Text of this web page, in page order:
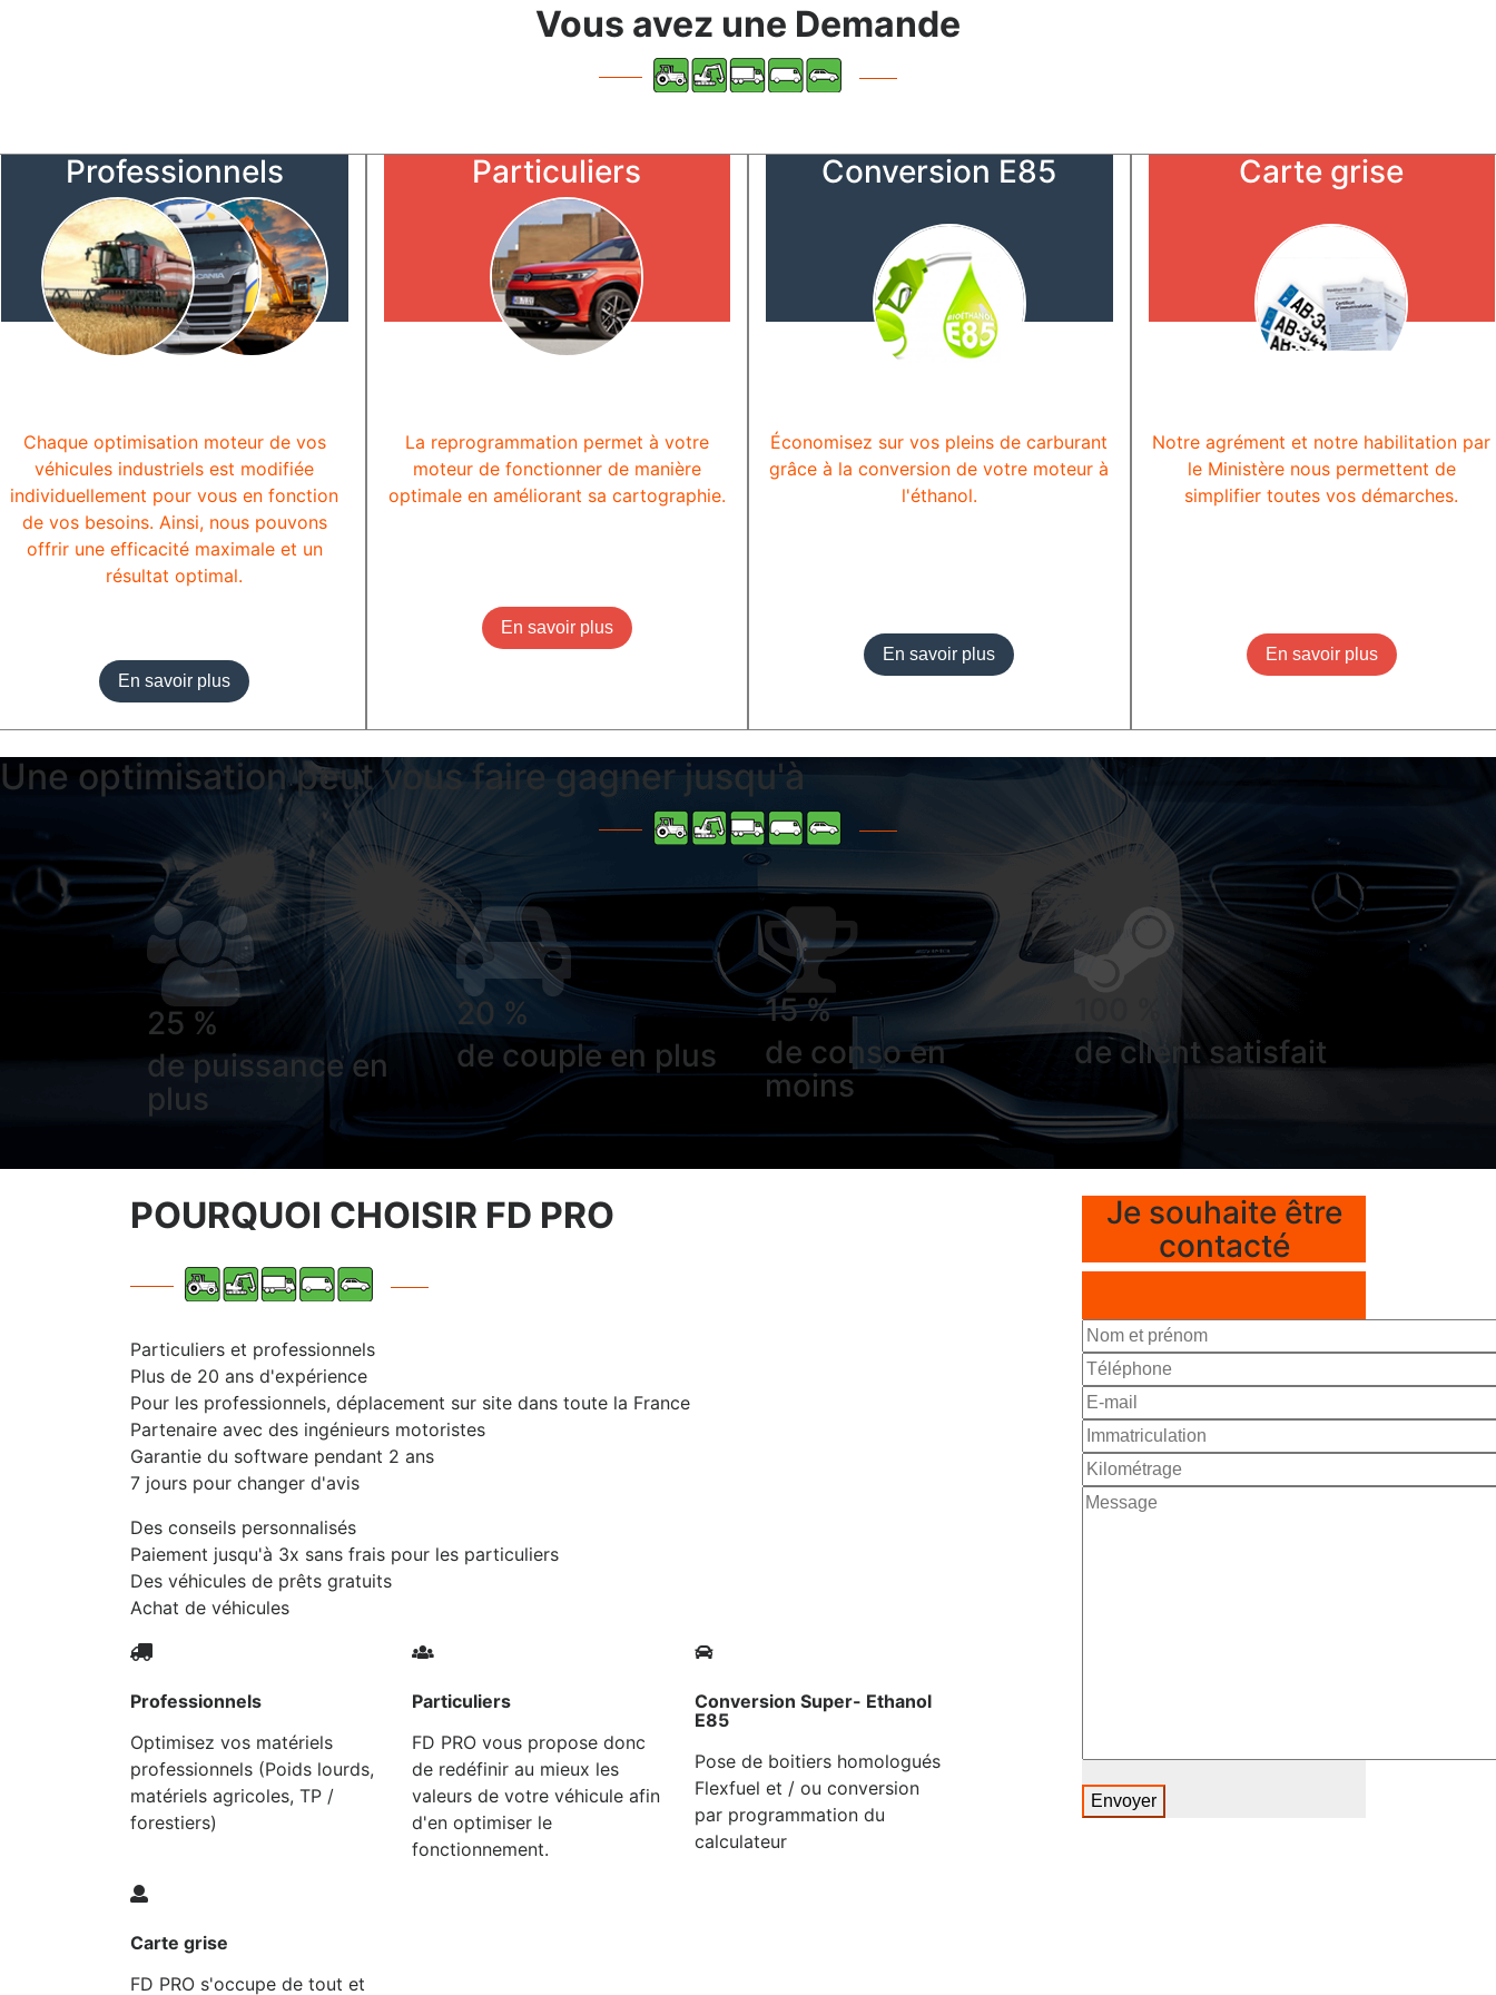
Vous avez une Demande
Professionnels
Chaque optimisation moteur de vos
véhicules industriels est modifiée
individuellement pour vous en fonction
de vos besoins. Ainsi, nous pouvons
offrir une efficacité maximale et un
résultat optimal.
En savoir plus
Particuliers
La reprogrammation permet à votre
moteur de fonctionner de manière
optimale en améliorant sa cartographie.
En savoir plus
Conversion E85
Économisez sur vos pleins de carburant
grâce à la conversion de votre moteur à
l'éthanol.
En savoir plus
Carte grise
Notre agrément et notre habilitation par
le Ministère nous permettent de
simplifier toutes vos démarches.
En savoir plus
Une optimisation peut vous faire gagner jusqu'à
25 %
de puissance en
plus
20 %
de couple en plus
15 %
de conso en
moins
de client satisfait
POURQUOI CHOISIR FD PRO
Particuliers et professionnels
Plus de 20 ans d'expérience
Pour les professionnels, déplacement sur site dans toute la France
Partenaire avec des ingénieurs motoristes
Garantie du software pendant 2 ans
7 jours pour changer d'avis
Des conseils personnalisés
Paiement jusqu'à 3x sans frais pour les particuliers
Des véhicules de prêts gratuits
Achat de véhicules
Professionnels
Optimisez vos matériels
professionnels (Poids lourds,
matériels agricoles, TP /
forestiers)
Particuliers
FD PRO vous propose donc
de redéfinir au mieux les
valeurs de votre véhicule afin
d'en optimiser le
fonctionnement.
Conversion Super- Ethanol
E85
Pose de boitiers homologués
Flexfuel et / ou conversion
par programmation du
calculateur
Carte grise
FD PRO s'occupe de tout et
Je souhaite être
contacté